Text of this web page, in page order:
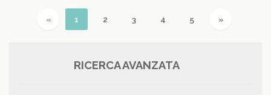
«Previous
1 (current)
2 3 4 5 »Next
RICERCA AVANZATA